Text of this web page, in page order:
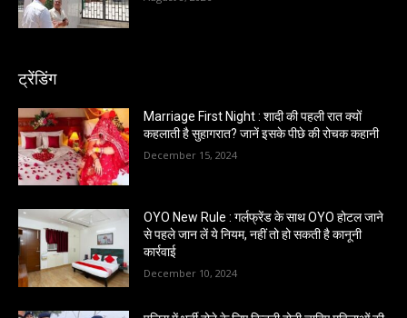
ट्रेंडिंग
Marriage First Night : शादी की पहली रात क्यों
कहलाती है सुहागरात? जानें इसके पीछे की रोचक कहानी
December 15, 2024
OYO New Rule : गर्लफ्रेंड के साथ OYO होटल जाने
से पहले जान लें ये नियम, नहीं तो हो सकती है कानूनी
कार्रवाई
December 10, 2024